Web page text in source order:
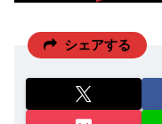
シェアする